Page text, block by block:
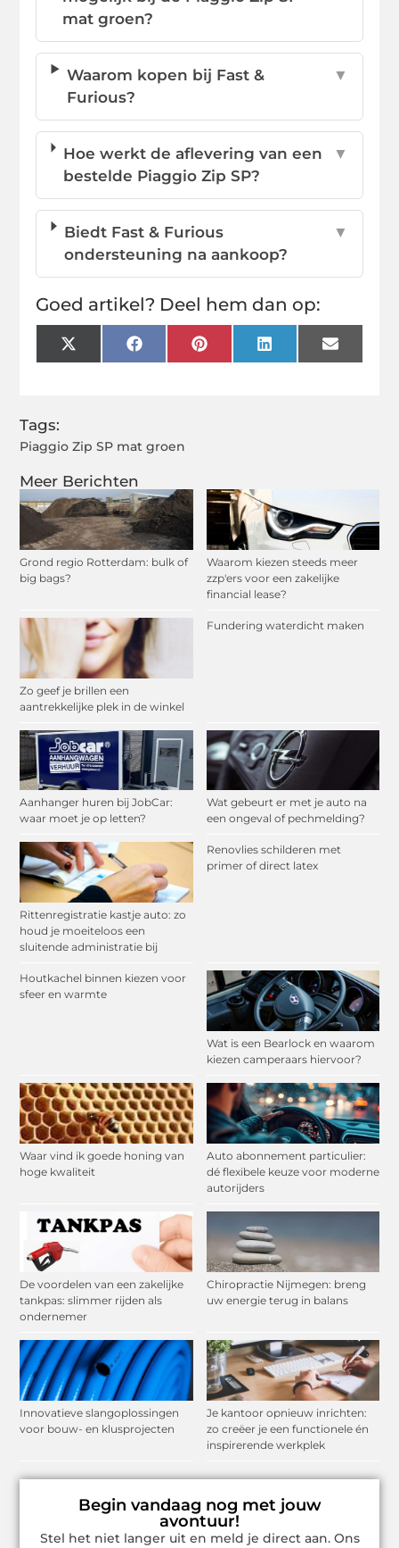
Meer Berichten
Grond regio Rotterdam: bulk of
big bags?
Waarom kiezen steeds meer
zzp'ers voor een zakelijke
financial lease?
Zo geef je brillen een
aantrekkelijke plek in de winkel
Fundering waterdicht maken
Aanhanger huren bij JobCar:
waar moet je op letten?
Wat gebeurt er met je auto na
een ongeval of pechmelding?
Rittenregistratie kastje auto: zo
houd je moeiteloos een
sluitende administratie bij
Renovlies schilderen met
primer of direct latex
Houtkachel binnen kiezen voor
sfeer en warmte
Wat is een Bearlock en waarom
kiezen camperaars hiervoor?
Waar vind ik goede honing van
hoge kwaliteit
Auto abonnement particulier:
dé flexibele keuze voor moderne
autorijders
De voordelen van een zakelijke
tankpas: slimmer rijden als
ondernemer
Chiropractie Nijmegen: breng
uw energie terug in balans
Innovatieve slangoplossingen
voor bouw- en klusprojecten
Je kantoor opnieuw inrichten:
zo creëer je een functionele én
inspirerende werkplek
Begin vandaag nog met jouw
avontuur!
Stel het niet langer uit en meld je direct aan. Ons
mat groen?
Waarom kopen bij Fast &
Furious?
▼
Hoe werkt de aflevering van een
bestelde Piaggio Zip SP?
▼
Biedt Fast & Furious
ondersteuning na aankoop?
▼
Goed artikel? Deel hem dan op:
X
(Twitter)
FacebookPinterestLinkedInEmail
Tags:
Piaggio Zip SP mat groen